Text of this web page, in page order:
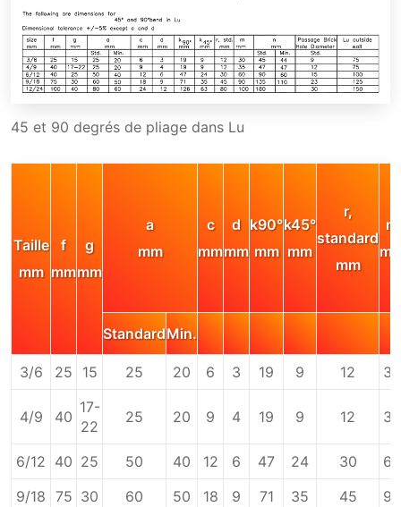
45 et 90 degrés de pliage dans Lu
Taille
mm
f
mm
g
mm
a
mm
c
mm
d
mm
k90°
mm
k45°
mm
r,
standard
mm
m
StandardMin.
3/6 25 15 25 20 6 3 19 9 12 30
4/9 40
17-
22
25 20 9 4 19 9 12 35
6/12 40 25 50 40 12 6 47 24 30
60
9/18
75 30 60 50 18 9 71 35 45
90